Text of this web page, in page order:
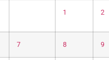
1 2
7 8 9